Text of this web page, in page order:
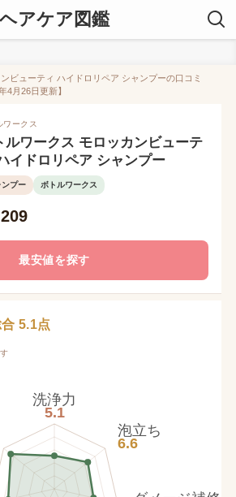
ヘアケア図鑑
ビューティ ハイドロリペア シャンプーの口コミ
4月26日更新】
ワークス
ルワークス モロッカンビューテ
イドロリペア シャンプー
ンプー ボトルワークス
最安値を探す
5.1点
洗浄力
5.1
泡立ち
6.6